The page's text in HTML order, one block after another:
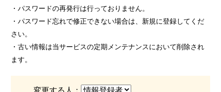
・パスワードの再発行は行っておりません。
・パスワード忘れで修正できない場合は、新規に登録してくだ
さい。
・古い情報は当サービスの定期メンテナンスにおいて削除され
ます。
変更する人：